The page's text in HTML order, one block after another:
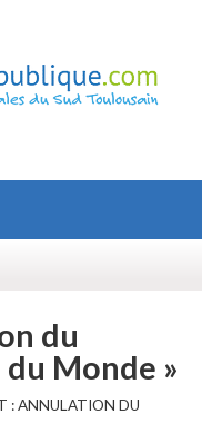
du
Monde »
: ANNULATION DU